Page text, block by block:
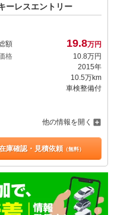
ーレスエントリー
額 19.8万円
格
10. 8万円
2015年
10.5万km
車検整備付
他の情報を開く
庫確認・見積依頼（無料）